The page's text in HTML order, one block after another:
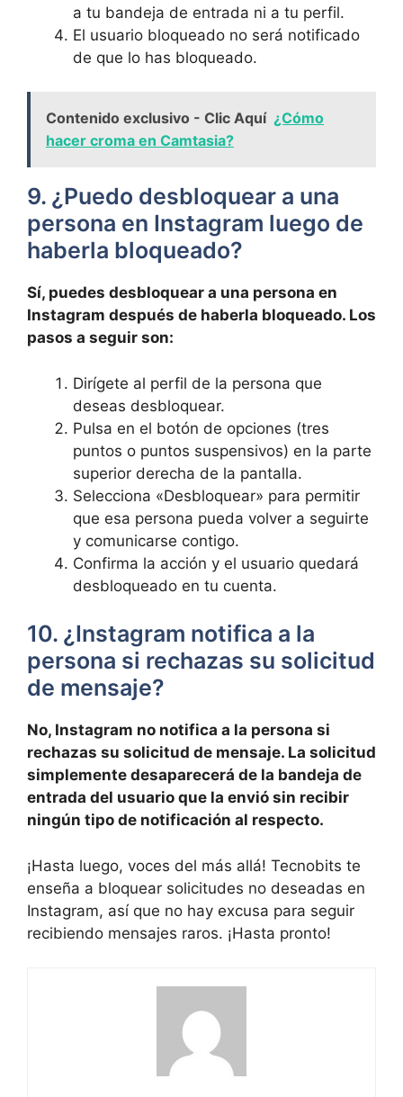
a⁢ tu bandeja‍ de entrada ni a tu perfil.
El usuario ⁣bloqueado no será notificado
de que lo ⁣has bloqueado.
Contenido exclusivo - Clic Aquí ¿Cómo
hacer croma en Camtasia?
9. ¿Puedo desbloquear a una
persona en Instagram luego de
haberla bloqueado?
Sí, puedes desbloquear ⁤a una persona en
Instagram después ⁢de haberla bloqueado. Los
pasos a seguir son:
Dirígete al perfil de la persona que
deseas desbloquear.
Pulsa en ⁢el botón de‍ opciones (tres⁤
puntos o puntos suspensivos) en la parte
superior derecha de la pantalla.
Selecciona «Desbloquear» para permitir
que esa persona pueda volver a seguirte
y comunicarse contigo.
Confirma la acción y el usuario ‌quedará⁢
desbloqueado en tu cuenta.
10. ¿Instagram notifica a la
persona si⁣ rechazas su solicitud
de mensaje?
No, Instagram no notifica a la persona si
rechazas su solicitud de mensaje. La solicitud
simplemente desaparecerá de la bandeja de
entrada del usuario que la envió sin recibir
ningún tipo​ de notificación al respecto.
¡Hasta luego, voces del más allá! Tecnobits te​
enseña a bloquear solicitudes no deseadas en
Instagram, así ​que no hay excusa para ⁢seguir
recibiendo mensajes raros. ¡Hasta pronto!